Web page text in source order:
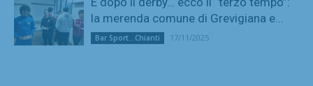
la merenda comune di Grevigiana e...
Bar Sport...Chianti 17/11/2025